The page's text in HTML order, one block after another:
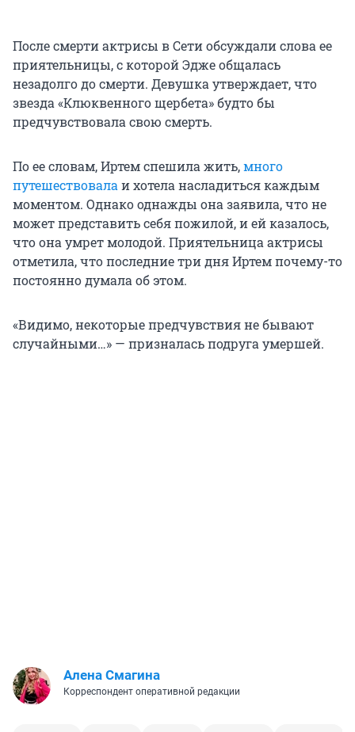
После смерти актрисы в Сети обсуждали слова ее
приятельницы, с которой Эдже общалась
незадолго до смерти. Девушка утверждает, что
звезда «Клюквенного щербета» будто бы
предчувствовала свою смерть.
По ее словам, Иртем спешила жить,много
путешествовала и хотела насладиться каждым
моментом. Однако однажды она заявила, что не
может представить себя пожилой, и ей казалось,
что она умрет молодой. Приятельница актрисы
отметила, что последние три дня Иртем почему-то
постоянно думала об этом.
«Видимо, некоторые предчувствия не бывают
случайными…» — призналась подруга умершей.
Алена Смагина
Корреспондент оперативной редакции